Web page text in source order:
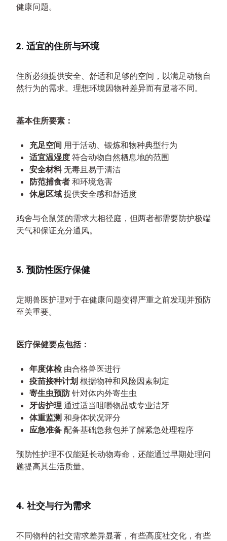
健康问题。
2. 适宜的住所与环境
住所必须提供安全、舒适和足够的空间，以满足动物自
然行为的需求。理想环境因物种差异而有显著不同。
基本住所要素：
充足空间 用于活动、锻炼和物种典型行为
适宜温湿度 符合动物自然栖息地的范围
安全材料无毒且易于清洁
防范捕食者 和环境危害
休息区域 提供安全感和舒适度
鸡舍与仓鼠笼的需求大相径庭，但两者都需要防护极端
天气和保证充分通风。
3. 预防性医疗保健
定期兽医护理对于在健康问题变得严重之前发现并预防
至关重要。
医疗保健要点包括：
年度体检由合格兽医进行
疫苗接种计划 根据物种和风险因素制定
寄生虫预防 针对体内外寄生虫
牙齿护理 通过适当咀嚼物品或专业洁牙
体重监测 和身体状况评分
应急准备 配备基础急救包并了解紧急处理程序
预防性护理不仅能延长动物寿命，还能通过早期处理问
题提高其生活质量。
4. 社交与行为需求
不同物种的社交需求差异显著，有些高度社交化，有些